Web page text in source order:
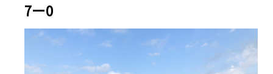
7ー0